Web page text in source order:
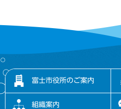
富士市役所のご案内
組織案内